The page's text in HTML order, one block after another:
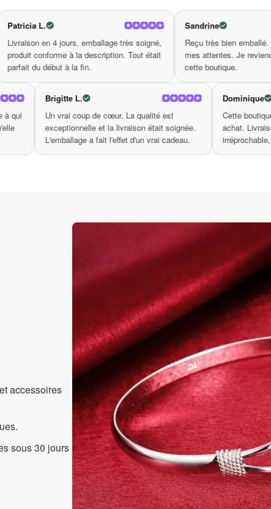
et confort.
votre esprit.
de votre garde-robe !
emballage très soigné,
la description. Tout était
la fin.
Sandrine
Reçu très bien emballé. La qualité dépasse
mes attentes. Je reviendrai commander sur
La personne à qui
Un souvenir qu'elle
Un vrai coup de cœur. La qualité est
exceptionnelle et la livraison était soignée.
L'emballage a fait l'effet d'un vrai cadeau.
accessoires
sous 30 jours